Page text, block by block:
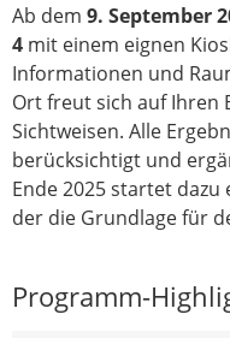
Ab dem 9. September
4 mit einem eignen
Informationen und
Ort freut sich auf Ihren
Sichtweisen. Alle
berücksichtigt und
Ende 2025 startet dazu
der die Grundlage für
Programm-